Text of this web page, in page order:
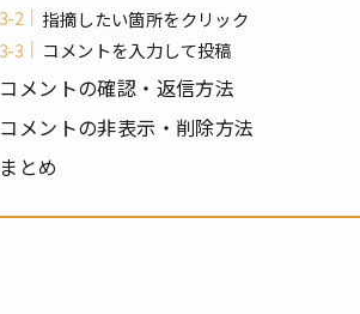
指摘したい箇所をクリック
コメントを入力して投稿
コメントの確認・返信方法
コメントの非表示・削除方法
まとめ